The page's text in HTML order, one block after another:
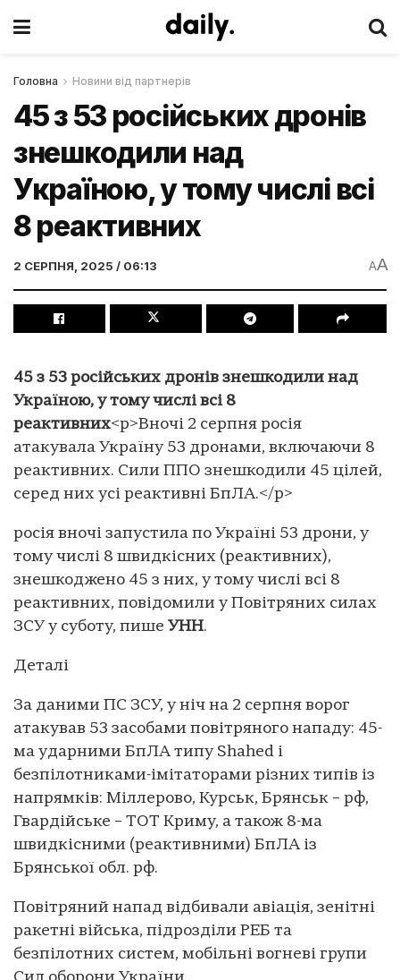
Головна Новини від партнерів
45 з 53 російських дронів
знешкодили над
Україною, у тому числі всі
8 реактивних
2 СЕРПНЯ, 2025 / 06:13 AA
45 з 53 російських дронів знешкодили над
Україною, у тому числі всі 8
реактивних<p>Вночі 2 серпня росія
атакувала Україну 53 дронами, включаючи 8
реактивних. Сили ППО знешкодили 45 цілей,
серед них усі реактивні БпЛА.</p>
росія вночі запустила по Україні 53 дрони, у
тому числі 8 швидкісних (реактивних),
знешкоджено 45 з них, у тому числі всі 8
реактивних, повідомили у Повітряних силах
ЗСУ у суботу, пише УНН.
Деталі
За даними ПС ЗСУ, у ніч на 2 серпня ворог
атакував 53 засобами повітряного нападу: 45-
ма ударними БпЛА типу Shahed і
безпілотниками-імітаторами різних типів із
напрямків: Міллерово, Курськ, Брянськ – рф,
Гвардійське – ТОТ Криму, а також 8-ма
швидкісними (реактивними) БпЛА із
Брянської обл. рф.
Повітряний напад відбивали авіація, зенітні
ракетні війська, підрозділи РЕБ та
безпілотних систем, мобільні вогневі групи